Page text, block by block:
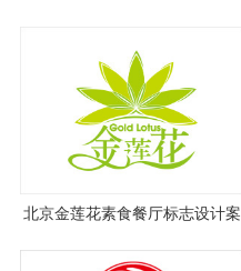
北京金莲花素食餐厅标志设计案